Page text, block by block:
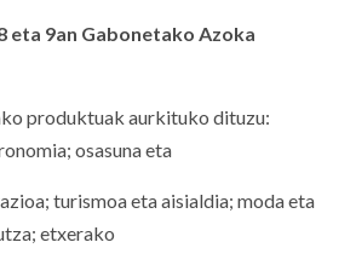
eta 9an Gabonetako Azoka
produktuak aurkituko dituzu:
osasuna eta
turismoa eta aisialdia; moda eta
etxerako